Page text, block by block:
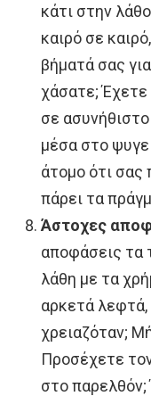
κάτι στην
καιρό σε
βήματά σας
χάσατε; Έχετε
σε
μέσα στο
άτομο ότι σας
πάρει τα
Άστοχες
αποφάσεις τα
λάθη με τα
αρκετά λεφτά,
χρειαζόταν;
Προσέχετε
στο παρελθόν;